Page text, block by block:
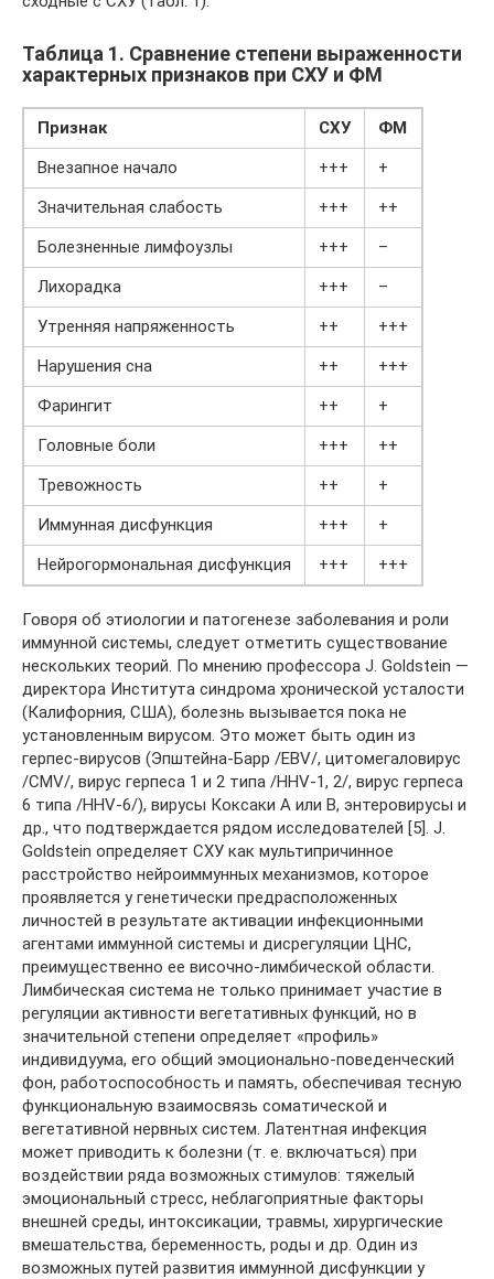
Таблица 1. Сравнение степени выраженности
характерных признаков при СХУ и ФМ
Признак СХУ
ФМ
Внезапное начало
+++
+
Значительная слабость
+++
++
Болезненные лимфоузлы
+++
–
Лихорадка
+++
–
Утренняя напряженность
++
+++
Нарушения сна
++
+++
Фарингит
++
+
Головные боли
+++
++
Тревожность
++
+
Иммунная дисфункция
+++
+
Нейрогормональная дисфункция
+++ +++
Говоря об этиологии и патогенезе заболевания и роли
иммунной системы, следует отметить существование
нескольких теорий. По мнению профессора J. Goldstein —
директора Института синдрома хронической усталости
(Калифорния, США), болезнь вызывается пока не
установленным вирусом. Это может быть один из
герпес-вирусов (Эпштейна-Барр /EBV/, цитомегаловирус
/CMV/, вирус герпеса 1 и 2 типа /HHV-1, 2/, вирус герпеса
6 типа /HHV-6/), вирусы Коксаки А или В, энтеровирусы и
др., что подтверждается рядом исследователей [5]. J.
Goldstein определяет СХУ как мультипричинное
расстройство нейроиммунных механизмов, которое
проявляется у генетически предрасположенных
личностей в результате активации инфекционными
агентами иммунной системы и дисрегуляции ЦНС,
преимущественно ее височно-лимбической области.
Лимбическая система не только принимает участие в
регуляции активности вегетативных функций, но в
значительной степени определяет «профиль»
индивидуума, его общий эмоционально-поведенческий
фон, работоспособность и память, обеспечивая тесную
функциональную взаимосвязь соматической и
вегетативной нервных систем. Латентная инфекция
может приводить к болезни (т. е. включаться) при
воздействии ряда возможных стимулов: тяжелый
эмоциональный стресс, неблагоприятные факторы
внешней среды, интоксикации, травмы, хирургические
вмешательства, беременность, роды и др. Один из
возможных путей развития иммунной дисфункции у